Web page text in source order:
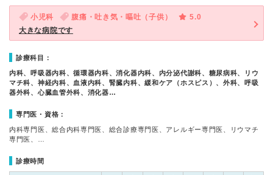
小児科 腹痛・吐き気・嘔吐（子供）
5.0
大きな病院です
診療科目：
内科、呼吸器内科、循環器内科、消化器内科、内分泌代謝科、糖尿病科、リウ
マチ科、神経内科、血液内科、腎臓内科、緩和ケア（ホスピス）、外科、呼吸
器外科、心臓血管外科、消化器…
専門医・資格：
内科専門医、総合内科専門医、総合診療専門医、アレルギー専門医、リウマチ
専門医、…
診療時間